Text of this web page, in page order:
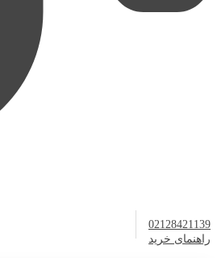
02128421139
راهنمای خرید